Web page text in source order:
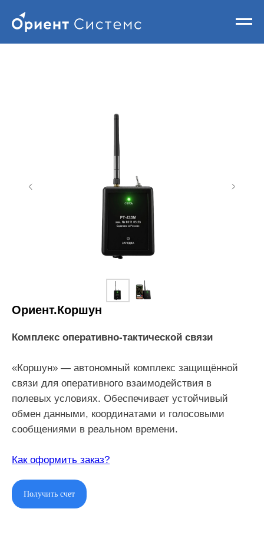
Ориент.Коршун
Комплекс оперативно-тактической связи
«Коршун» — автономный комплекс защищённой
связи для оперативного взаимодействия в
полевых условиях. Обеспечивает устойчивый
обмен данными, координатами и голосовыми
сообщениями в реальном времени.
Как оформить заказ?
Получить счет